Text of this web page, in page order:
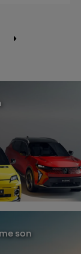
son